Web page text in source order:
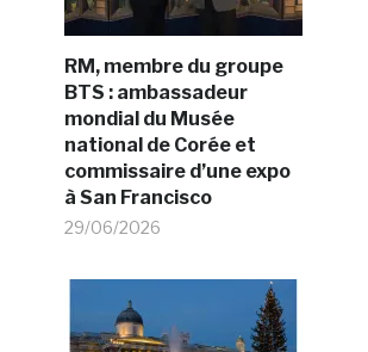
RM, membre du groupe
BTS : ambassadeur
mondial du Musée
national de Corée et
commissaire d’une expo
à San Francisco
29/06/2026